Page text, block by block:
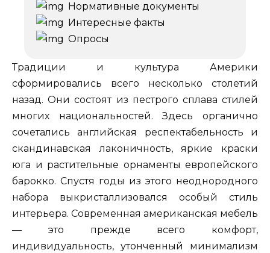
Нормативные документы
Интересные факты
Опросы
Традиции и культура Америки
сформировались всего несколько столетий
назад. Они состоят из пестрого сплава стилей
многих национальностей. Здесь органично
сочетались английская респектабельность и
скандинавская лаконичность, яркие краски
юга и растительные орнаменты европейского
барокко. Спустя годы из этого неоднородного
набора выкристаллизовался особый стиль
интерьера. Современная американская мебель
— это прежде всего комфорт,
индивидуальность, утонченный минимализм